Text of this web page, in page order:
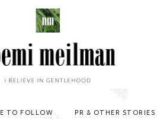
TO FOLLOW PR & OTHER STORIES